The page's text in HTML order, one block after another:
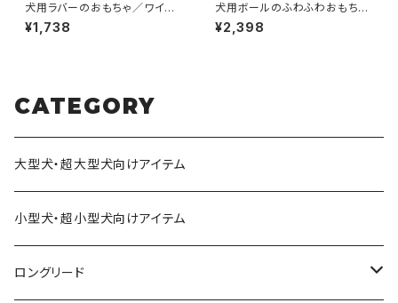
犬用ラバーのおもちゃ／ワイル
ドアニマル
¥1,738
犬用ボールのふわふわおもちゃ
／ カモフラボール
¥2,398
CATEGORY
大型犬・超大型犬向けアイテム
小型犬・超小型犬向けアイテム
ロングリード